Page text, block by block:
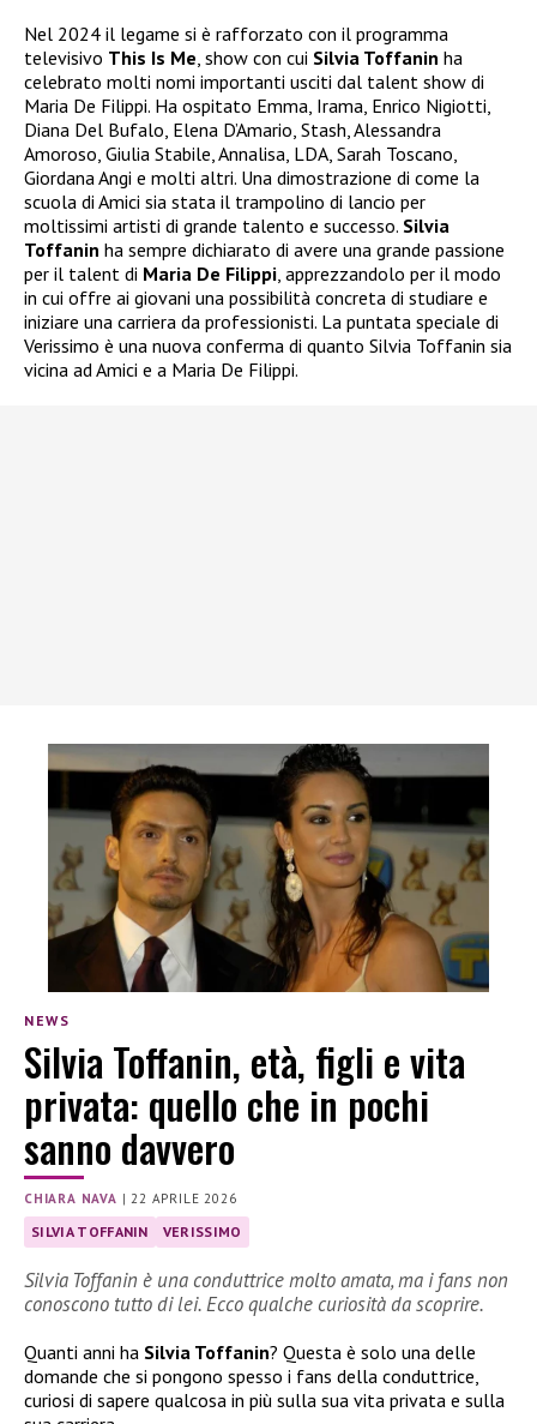
Nel 2024 il legame si è rafforzato con il programma
televisivo This Is Me, show con cui Silvia Toffanin ha
celebrato molti nomi importanti usciti dal talent show di
Maria De Filippi. Ha ospitato Emma, Irama, Enrico Nigiotti,
Diana Del Bufalo, Elena D’Amario, Stash, Alessandra
Amoroso, Giulia Stabile, Annalisa, LDA, Sarah Toscano,
Giordana Angi e molti altri. Una dimostrazione di come la
scuola di Amici sia stata il trampolino di lancio per
moltissimi artisti di grande talento e successo. Silvia
Toffanin ha sempre dichiarato di avere una grande passione
per il talent di Maria De Filippi, apprezzandolo per il modo
in cui offre ai giovani una possibilità concreta di studiare e
iniziare una carriera da professionisti. La puntata speciale di
Verissimo è una nuova conferma di quanto Silvia Toffanin sia
vicina ad Amici e a Maria De Filippi.
NEWS
Silvia Toffanin, età, figli e vita
privata: quello che in pochi
sanno davvero
CHIARA NAVA |22 APRILE 2026
SILVIA TOFFANIN VERISSIMO
Silvia Toffanin è una conduttrice molto amata, ma i fans non
conoscono tutto di lei. Ecco qualche curiosità da scoprire.
Quanti anni ha Silvia Toffanin? Questa è solo una delle
domande che si pongono spesso i fans della conduttrice,
curiosi di sapere qualcosa in più sulla sua vita privata e sulla